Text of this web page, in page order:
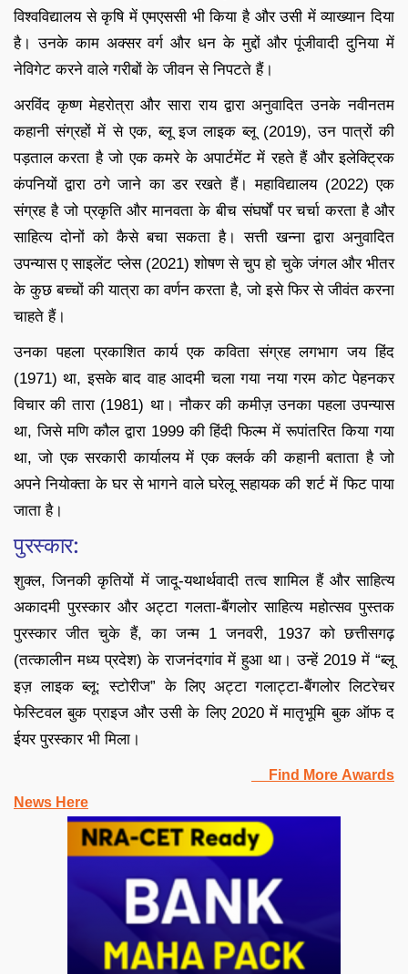
विश्वविद्यालय से कृषि में एमएससी भी किया है और उसी में व्याख्यान दिया
है। उनके काम अक्सर वर्ग और धन के मुद्दों और पूंजीवादी दुनिया में
नेविगेट करने वाले गरीबों के जीवन से निपटते हैं।
अरविंद कृष्ण मेहरोत्रा और सारा राय द्वारा अनुवादित उनके नवीनतम
कहानी संग्रहों में से एक, ब्लू इज लाइक ब्लू (2019), उन पात्रों की
पड़ताल करता है जो एक कमरे के अपार्टमेंट में रहते हैं और इलेक्ट्रिक
कंपनियों द्वारा ठगे जाने का डर रखते हैं। महाविद्यालय (2022) एक
संग्रह है जो प्रकृति और मानवता के बीच संघर्षों पर चर्चा करता है और
साहित्य दोनों को कैसे बचा सकता है। सत्ती खन्ना द्वारा अनुवादित
उपन्यास ए साइलेंट प्लेस (2021) शोषण से चुप हो चुके जंगल और भीतर
के कुछ बच्चों की यात्रा का वर्णन करता है, जो इसे फिर से जीवंत करना
चाहते हैं।
उनका पहला प्रकाशित कार्य एक कविता संग्रह लगभाग जय हिंद
(1971) था, इसके बाद वाह आदमी चला गया नया गरम कोट पेहनकर
विचार की तारा (1981) था। नौकर की कमीज़ उनका पहला उपन्यास
था, जिसे मणि कौल द्वारा 1999 की हिंदी फिल्म में रूपांतरित किया गया
था, जो एक सरकारी कार्यालय में एक क्लर्क की कहानी बताता है जो
अपने नियोक्ता के घर से भागने वाले घरेलू सहायक की शर्ट में फिट पाया
जाता है।
पुरस्कार:
शुक्ल, जिनकी कृतियों में जादू-यथार्थवादी तत्व शामिल हैं और साहित्य
अकादमी पुरस्कार और अट्टा गलता-बैंगलोर साहित्य महोत्सव पुस्तक
पुरस्कार जीत चुके हैं, का जन्म 1 जनवरी, 1937 को छत्तीसगढ़
(तत्कालीन मध्य प्रदेश) के राजनंदगांव में हुआ था। उन्हें 2019 में “ब्लू
इज़ लाइक ब्लू: स्टोरीज” के लिए अट्टा गलाट्टा-बैंगलोर लिटरेचर
फेस्टिवल बुक प्राइज और उसी के लिए 2020 में मातृभूमि बुक ऑफ द
ईयर पुरस्कार भी मिला।
Find More Awards
News Here